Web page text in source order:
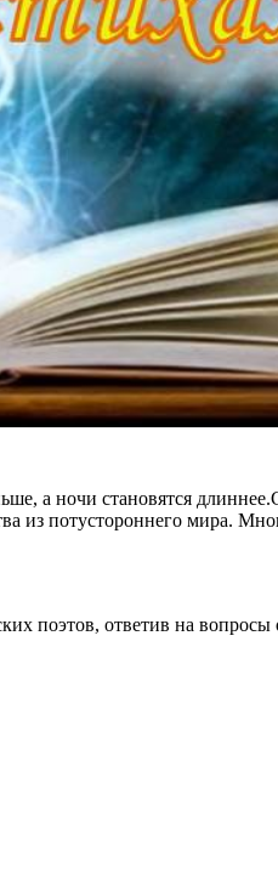
а ночи становятся
из потустороннего мира.
поэтов, ответив на